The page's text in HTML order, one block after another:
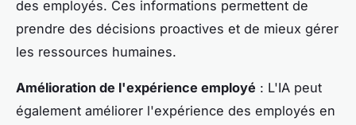
des employés. Ces informations permettent de
prendre des décisions proactives et de mieux gérer
les ressources humaines.
Amélioration de l'expérience employé : L'IA peut
également améliorer l'expérience des employés en